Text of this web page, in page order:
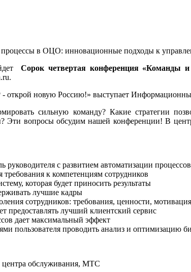
Сорок четвертая конференция
.
новую Россию!» выступает
сильную команду? Какие стратегии
Эти вопросы обсудим нашей конференции! В
руководителя с развитием автоматизации процессов
к компетенциям сотрудников
которая будет приносить результаты
лучшие кадры
сотрудников: требования, ценности, мотивация
предоставлять лучший клиентский сервис
дает максимальный эффект
пользователя проводить анализ и оптимизацию
центра обслуживания, МТС